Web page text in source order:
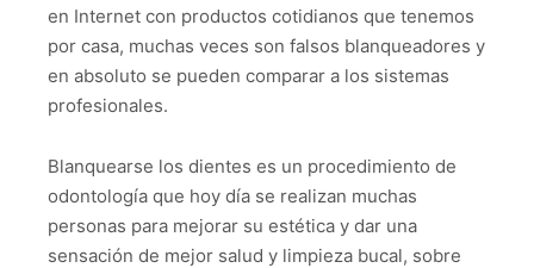
en Internet con productos cotidianos que tenemos
por casa, muchas veces son falsos blanqueadores y
en absoluto se pueden comparar a los sistemas
profesionales.
Blanquearse los dientes es un procedimiento de
odontología que hoy día se realizan muchas
personas para mejorar su estética y dar una
sensación de mejor salud y limpieza bucal, sobre